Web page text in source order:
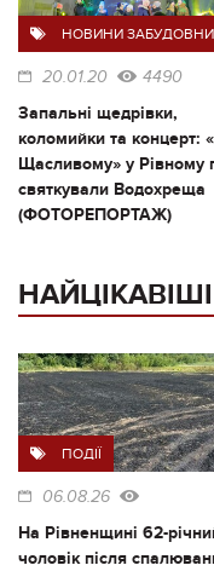
НОВИНИ
20.01.20 4490
Запальні щедрівки,
коломийки та концерт:
Щасливому» у Рівному
святкували Водохреща
(ФОТОРЕПОРТАЖ)
ПОДІЇ
06.08.26
На Рівненщині 62-
чоловік після